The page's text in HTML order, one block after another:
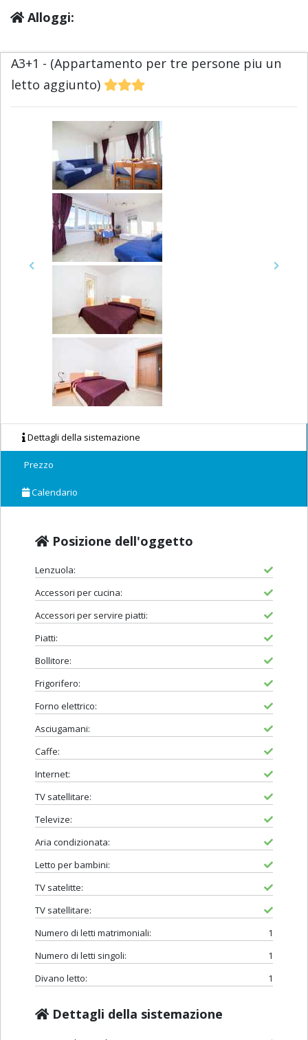
Alloggi:
A3+1 - (Appartamento per tre persone piu un
letto aggiunto)
Previous Next
Dettagli della sistemazione
Prezzo
Calendario
Posizione dell'oggetto
Lenzuola:
Accessori per cucina:
Accessori per servire piatti:
Piatti:
Bollitore:
Frigorifero:
Forno elettrico:
Asciugamani:
Caffe:
Internet:
TV satellitare:
Televize:
Aria condizionata:
Letto per bambini:
TV satelitte:
TV satellitare:
Numero di letti matrimoniali:
1
Numero di letti singoli:
1
Divano letto:
1
Dettagli della sistemazione